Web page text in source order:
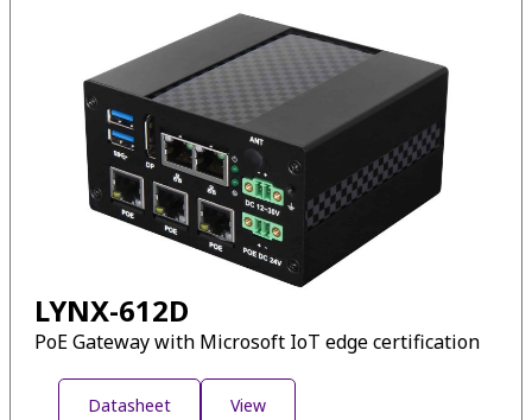
LYNX-612D
PoE Gateway with Microsoft IoT edge certification
Datasheet View